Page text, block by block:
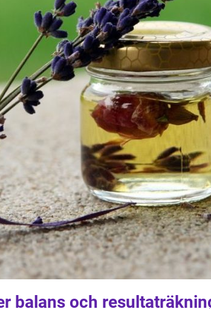
balans och